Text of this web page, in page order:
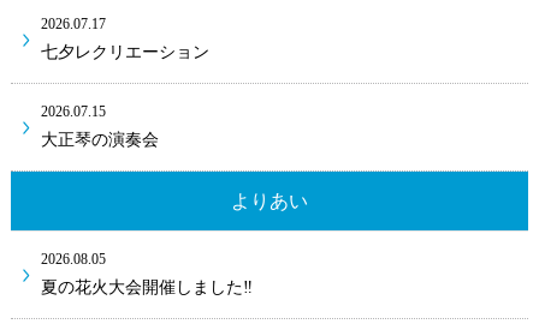
2026.07.17
七夕レクリエーション
2026.07.15
大正琴の演奏会
よりあい
2026.08.05
夏の花火大会開催しました‼